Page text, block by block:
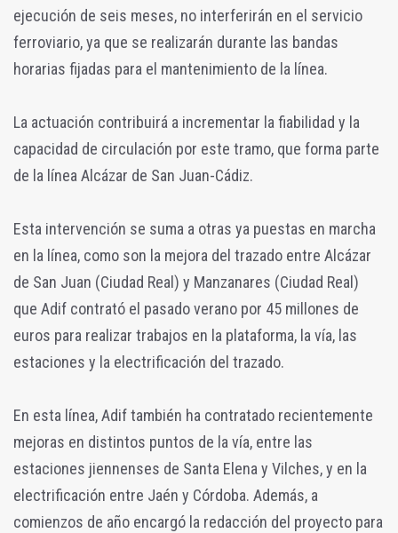
ejecución de seis meses, no interferirán en el servicio
ferroviario, ya que se realizarán durante las bandas
horarias fijadas para el mantenimiento de la línea.
La actuación contribuirá a incrementar la fiabilidad y la
capacidad de circulación por este tramo, que forma parte
de la línea Alcázar de San Juan-Cádiz.
Esta intervención se suma a otras ya puestas en marcha
en la línea, como son la mejora del trazado entre Alcázar
de San Juan (Ciudad Real) y Manzanares (Ciudad Real)
que Adif contrató el pasado verano por 45 millones de
euros para realizar trabajos en la plataforma, la vía, las
estaciones y la electrificación del trazado.
En esta línea, Adif también ha contratado recientemente
mejoras en distintos puntos de la vía, entre las
estaciones jiennenses de Santa Elena y Vilches, y en la
electrificación entre Jaén y Córdoba. Además, a
comienzos de año encargó la redacción del proyecto para